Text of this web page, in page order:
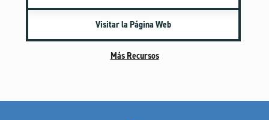
Seguridad en Internet
Tiempo Frente a la Pantalla
Vida Litúrgica
Visitar la Página Web
Más Recursos